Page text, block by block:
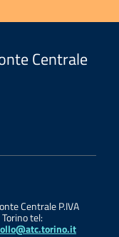
Centrale
Centrale P.IVA
tel: